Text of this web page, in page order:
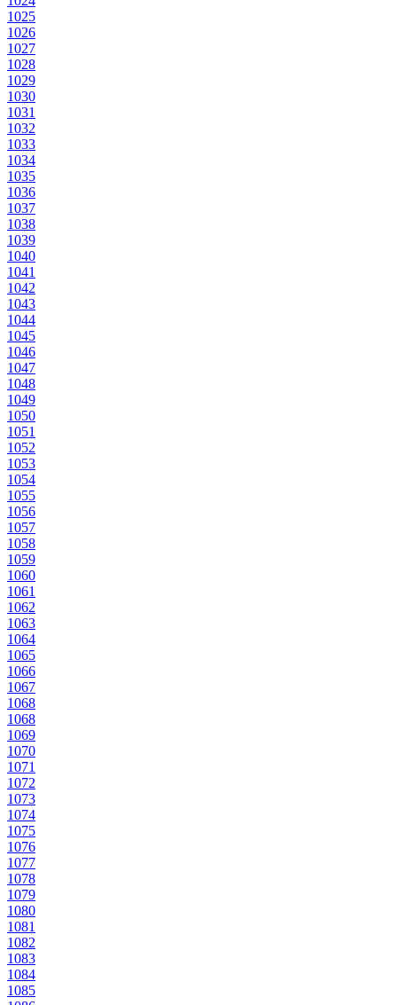
1025
1026
1027
1028
1029
1030
1031
1032
1033
1034
1035
1036
1037
1038
1039
1040
1041
1042
1043
1044
1045
1046
1047
1048
1049
1050
1051
1052
1053
1054
1055
1056
1057
1058
1059
1060
1061
1062
1063
1064
1065
1066
1067
1068
1068
1069
1070
1071
1072
1073
1074
1075
1076
1077
1078
1079
1080
1081
1082
1083
1084
1085